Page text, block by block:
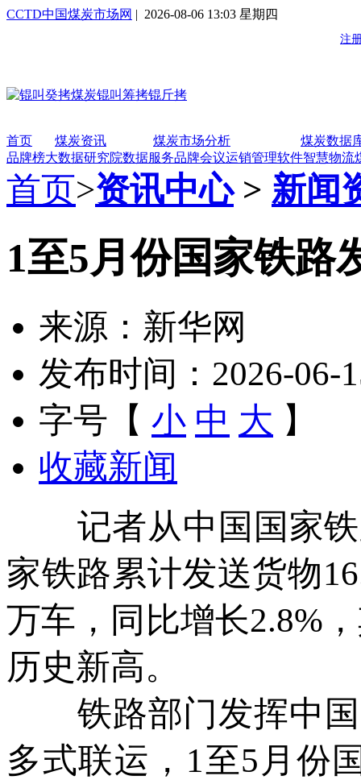
CCTD中国煤炭市场网 | 2026-08-06 13:03 星期四
首页 煤炭资讯 煤炭市场分析
煤炭数据
品牌榜大数据研究院数据服务品牌会议运销管理软件智慧物流
首页>资讯中心> 新闻
1至5月份国家铁路
来源：新华网
发布时间：2026-06-
字号【 小 中 大 】
收藏新闻
记者从中国国家铁
家铁路累计发送货物
万车，同比增长2.8%
历史新高。
铁路部门发挥中国
多式联运，1至5月份